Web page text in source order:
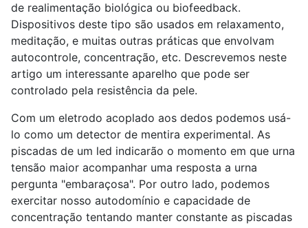
de realimentação biológica ou biofeedback.
Dispositivos deste tipo são usados em relaxamento,
meditação, e muitas outras práticas que envolvam
autocontrole, concentração, etc. Descrevemos neste
artigo um interessante aparelho que pode ser
controlado pela resistência da pele.
Com um eletrodo acoplado aos dedos podemos usá-
lo como um detector de mentira experimental. As
piscadas de um led indicarão o momento em que urna
tensão maior acompanhar uma resposta a urna
pergunta "embaraçosa". Por outro lado, podemos
exercitar nosso autodomínio e capacidade de
concentração tentando manter constante as piscadas